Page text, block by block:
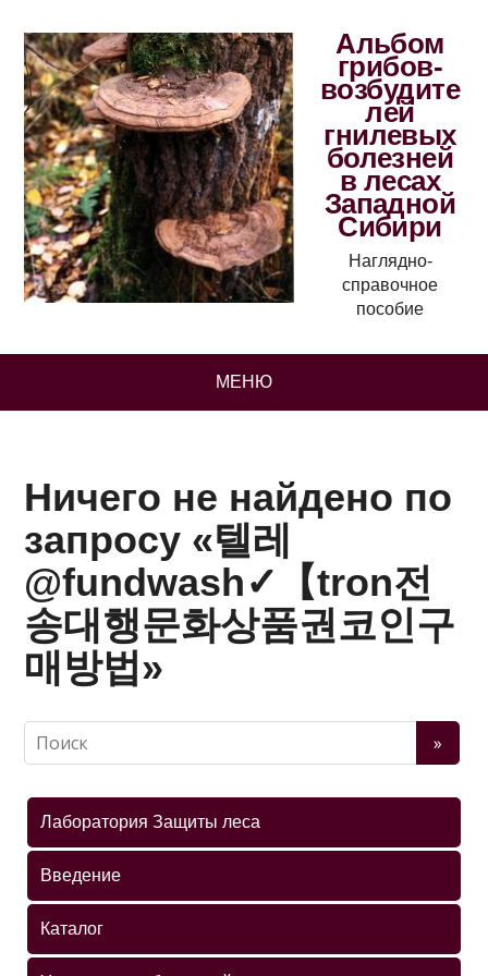
Альбом
грибов-
возбудите
лей
гнилевых
болезней
в лесах
Западной
Сибири
Наглядно-
справочное
пособие
МЕНЮ
Ничего не найдено по
запросу «텔레
@fundwash✓【tron전
송대행문화상품권코인구
매방법»
Лаборатория Защиты леса
Введение
Каталог